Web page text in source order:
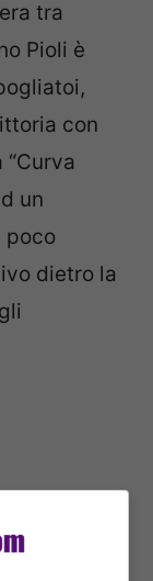
tra
Pioli è
con
un
poco
dietro la